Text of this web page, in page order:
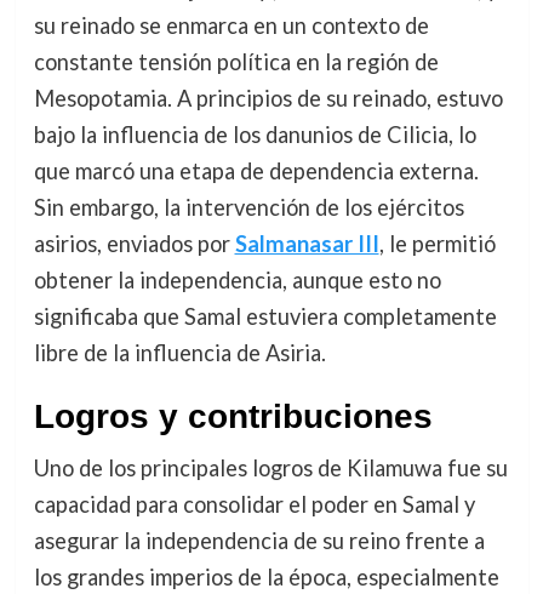
su reinado se enmarca en un contexto de
constante tensión política en la región de
Mesopotamia. A principios de su reinado, estuvo
bajo la influencia de los danunios de Cilicia, lo
que marcó una etapa de dependencia externa.
Sin embargo, la intervención de los ejércitos
asirios, enviados porSalmanasar III, le permitió
obtener la independencia, aunque esto no
significaba que Samal estuviera completamente
libre de la influencia de Asiria.
Logros y contribuciones
Uno de los principales logros de Kilamuwa fue su
capacidad para consolidar el poder en Samal y
asegurar la independencia de su reino frente a
los grandes imperios de la época, especialmente